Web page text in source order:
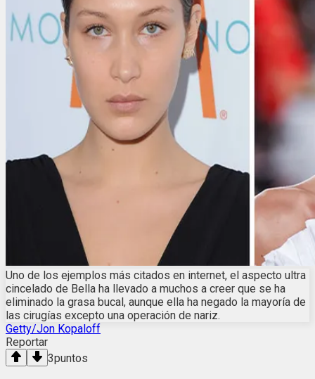
Uno de los ejemplos más citados en internet, el aspecto ultra
cincelado de Bella ha llevado a muchos a creer que se ha
eliminado la grasa bucal, aunque ella ha negado la mayoría de
las cirugías excepto una operación de nariz.
Getty/Jon Kopaloff
Reportar
3puntos